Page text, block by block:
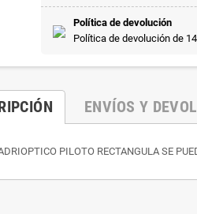
Política de devolución
Política de devolución de
ENVÍOS Y
PILOTO RECTANGULA SE